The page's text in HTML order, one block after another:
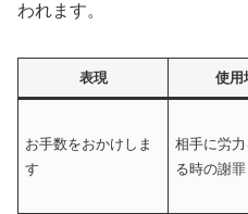
われます。
表現 使用
お手数をおかけしま
す
相手に労
る時の謝罪